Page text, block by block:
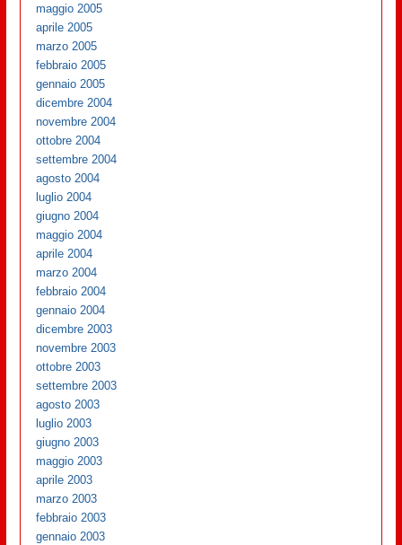
maggio 2005
aprile 2005
marzo 2005
febbraio 2005
gennaio 2005
dicembre 2004
novembre 2004
ottobre 2004
settembre 2004
agosto 2004
luglio 2004
giugno 2004
maggio 2004
aprile 2004
marzo 2004
febbraio 2004
gennaio 2004
dicembre 2003
novembre 2003
ottobre 2003
settembre 2003
agosto 2003
luglio 2003
giugno 2003
maggio 2003
aprile 2003
marzo 2003
febbraio 2003
gennaio 2003